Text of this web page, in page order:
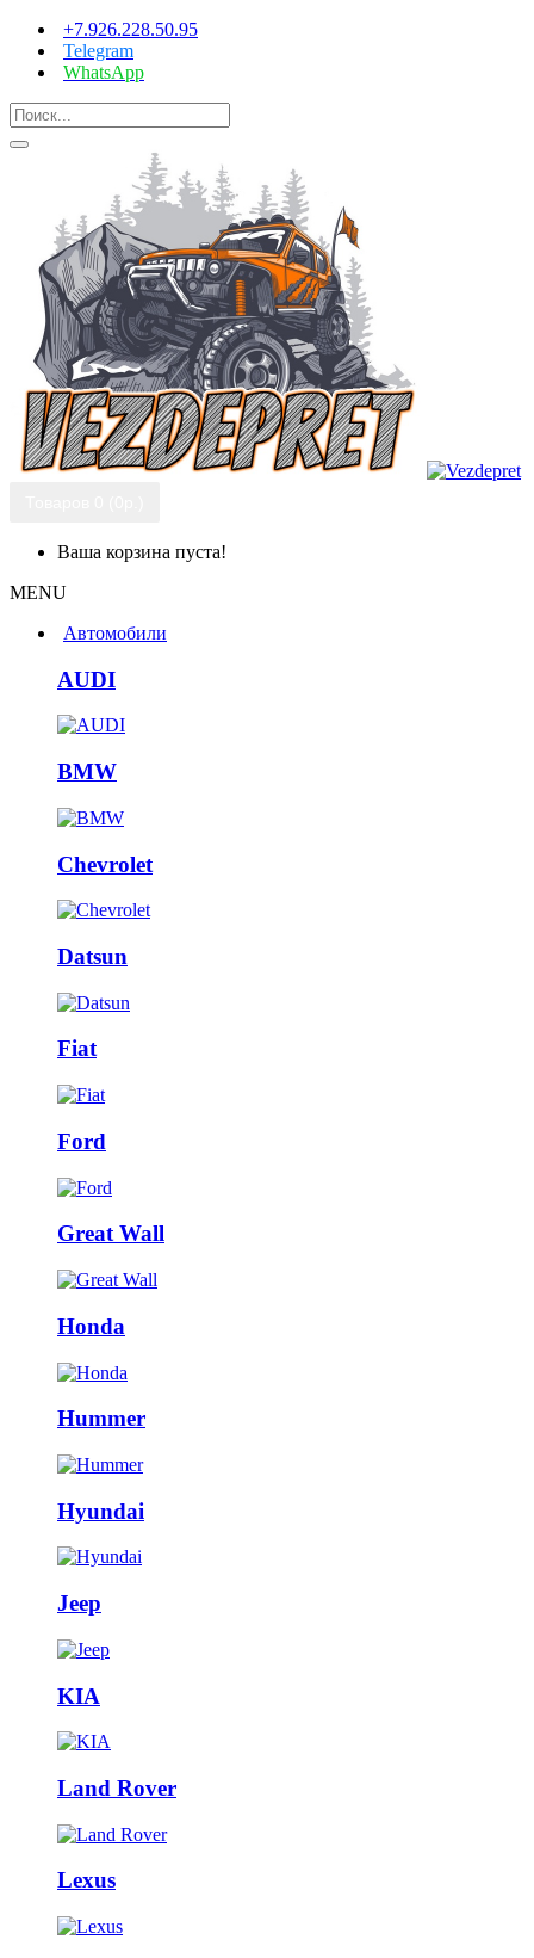
+7.926.228.50.95
Telegram
WhatsApp
Ваша корзина пуста!
MENU
Автомобили
AUDI
BMW
Chevrolet
Datsun
Fiat
Ford
Great Wall
Honda
Hummer
Hyundai
Jeep
KIA
Land Rover
Lexus